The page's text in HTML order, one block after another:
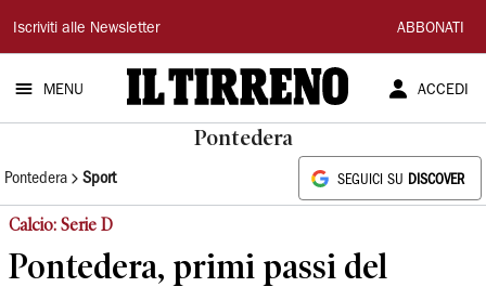
Il
Tirreno
Iscriviti alle Newsletter ABBONATI
MENU ACCEDI
Pontedera
Pontedera Sport SEGUICI SU DISCOVER
Calcio: Serie D
Pontedera, primi passi del